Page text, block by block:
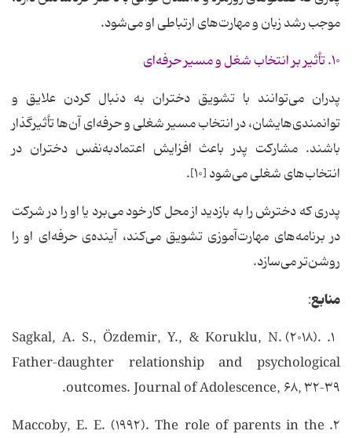
موجب رشد زبان و مهارت‌های ارتباطی او می‌شود.
۱۰. تأثیر بر انتخاب شغل و مسیر حرفه‌ای
پدران می‌توانند با تشویق دختران به دنبال کردن علایق و
توانمندی‌هایشان، در انتخاب مسیر شغلی و حرفه‌ای آن‌ها تأثیرگذار
باشند. مشارکت پدر باعث افزایش اعتمادبه‌نفس دختران در
انتخاب‌های شغلی می‌شود [۱۰].
پدری که دخترش را به بازدید از محل کار خود می‌برد یا او را در شرکت
در برنامه‌های مهارت‌آموزی تشویق می‌کند، آینده‌ی حرفه‌ای او را
روشن‌تر می‌سازد.
منابع:
۱. Sagkal, A. S., Özdemir, Y., & Koruklu, N. (۲۰۱۸).
Father–daughter relationship and psychological
outcomes. Journal of Adolescence, ۶۸, ۳۲–۳۹.
۲. Maccoby, E. E. (۱۹۹۲). The role of parents in the